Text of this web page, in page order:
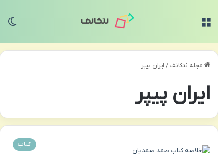
مجله نتکانف/ ایران پیپر
ایران پیپر
کتاب